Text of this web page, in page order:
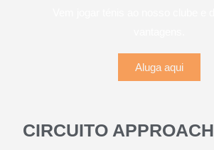
Aluga aqui
CIRCUITO APPROACH